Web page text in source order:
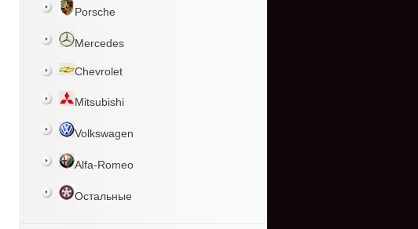
Porsche
Mercedes
Chevrolet
Mitsubishi
Volkswagen
Alfa-Romeo
Остальные